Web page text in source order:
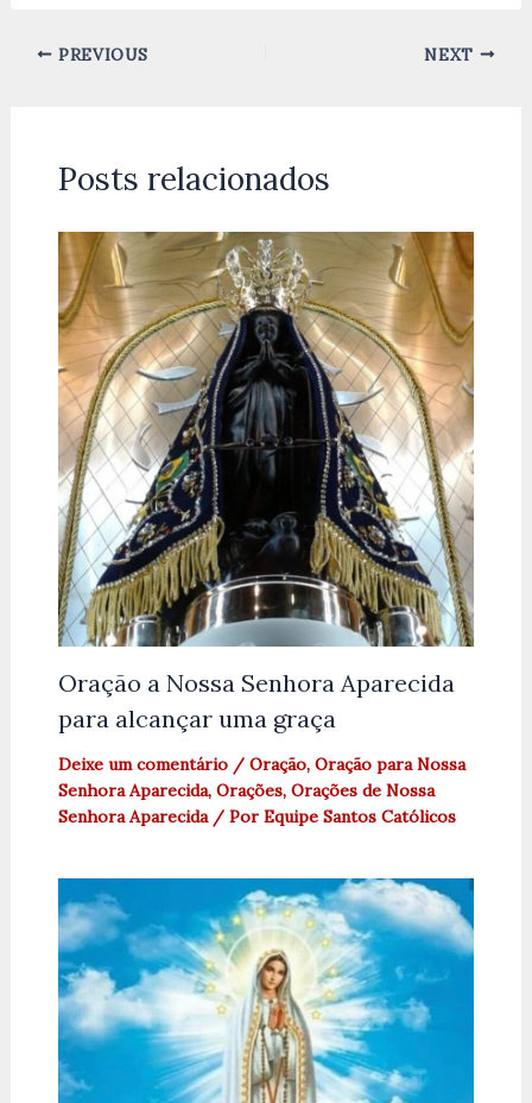
PREVIOUS NEXT
Posts relacionados
Oração a Nossa Senhora Aparecida
para alcançar uma graça
Deixe um comentário / Oração, Oração para Nossa
Senhora Aparecida, Orações, Orações de Nossa
Senhora Aparecida/ Por Equipe Santos Católicos